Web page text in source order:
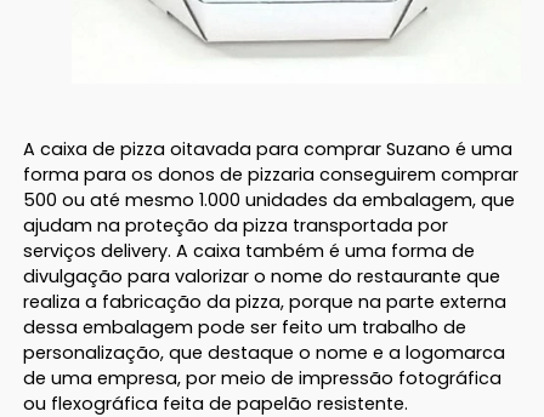
A caixa de pizza oitavada para comprar Suzano é uma
forma para os donos de pizzaria conseguirem comprar
500 ou até mesmo 1.000 unidades da embalagem, que
ajudam na proteção da pizza transportada por
serviços delivery. A caixa também é uma forma de
divulgação para valorizar o nome do restaurante que
realiza a fabricação da pizza, porque na parte externa
dessa embalagem pode ser feito um trabalho de
personalização, que destaque o nome e a logomarca
de uma empresa, por meio de impressão fotográfica
ou flexográfica feita de papelão resistente.